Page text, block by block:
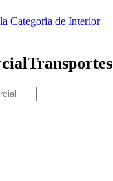
Transportes